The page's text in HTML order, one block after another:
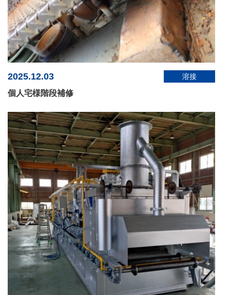
2025.12.03 溶接
個人宅様階段補修